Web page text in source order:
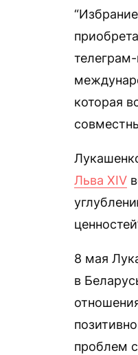
которая
Льва XIV
8 мая
в
проблем